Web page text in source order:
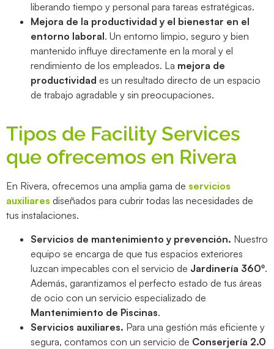
liberando tiempo y personal para tareas estratégicas.
Mejora de la productividad y el bienestar en el
entorno laboral. Un entorno limpio, seguro y bien
mantenido influye directamente en la moral y el
rendimiento de los empleados. La mejora de
productividad es un resultado directo de un espacio
de trabajo agradable y sin preocupaciones.
Tipos de Facility Services
que ofrecemos en Rivera
En Rivera, ofrecemos una amplia gama de servicios
auxiliares diseñados para cubrir todas las necesidades de
tus instalaciones.
Servicios de mantenimiento y prevención. Nuestro
equipo se encarga de que tus espacios exteriores
luzcan impecables con el servicio de Jardinería 360º.
Además, garantizamos el perfecto estado de tus áreas
de ocio con un servicio especializado de
Mantenimiento de Piscinas.
Servicios auxiliares. Para una gestión más eficiente y
segura, contamos con un servicio de Conserjería 2.0